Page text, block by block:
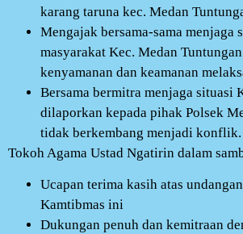
karang taruna kec. Medan
Mengajak bersama-sama menjaga
masyarakat Kec. Medan
kenyamanan dan keamanan
Bersama bermitra menjaga situasi
dilaporkan kepada pihak Polsek
tidak berkembang menjadi konflik.
Tokoh Agama Ustad Ngatirin dalam
Ucapan terima kasih atas
Kamtibmas ini
Dukungan penuh dan kemitraan